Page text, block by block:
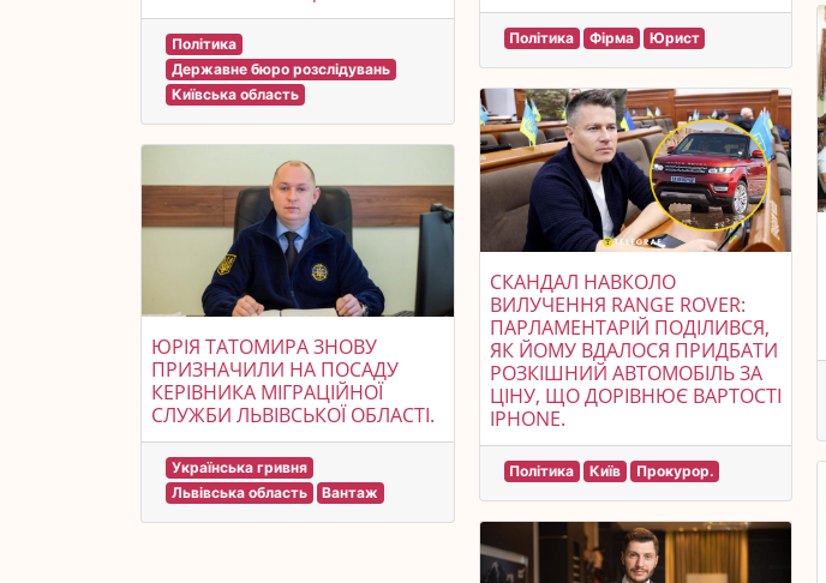
Політика
Державне бюро розслідувань
Київська область
ЮРІЯ ТАТОМИРА ЗНОВУ
ПРИЗНАЧИЛИ НА ПОСАДУ
КЕРІВНИКА МІГРАЦІЙНОЇ
СЛУЖБИ ЛЬВІВСЬКОЇ ОБЛАСТІ.
Українська гривня
Львівська область
Вантаж
Політика Фірма Юрист
СКАНДАЛ НАВКОЛО
ВИЛУЧЕННЯ RANGE ROVER:
ПАРЛАМЕНТАРІЙ ПОДІЛИВСЯ,
ЯК ЙОМУ ВДАЛОСЯ ПРИДБАТИ
РОЗКІШНИЙ АВТОМОБІЛЬ ЗА
ЦІНУ, ЩО ДОРІВНЮЄ ВАРТОСТІ
IPHONE.
Політика Київ Прокурор.